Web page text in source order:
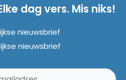
dag vers. Mis niks!
nieuwsbrief
nieuwsbrief